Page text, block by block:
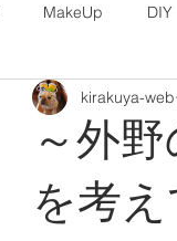
MakeUp DIY
Trends
～外
を考
kirakuya-web